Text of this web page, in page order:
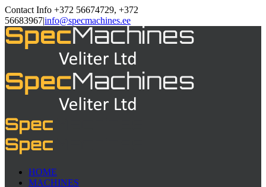
Contact Info +372 56674729, +372
56683967|info@specmachines.ee
HOME
MACHINES